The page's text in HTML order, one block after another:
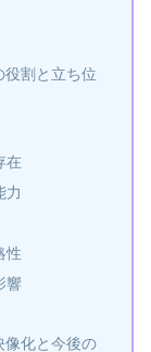
割と立ち位
在
力
性
響
像化と今後の